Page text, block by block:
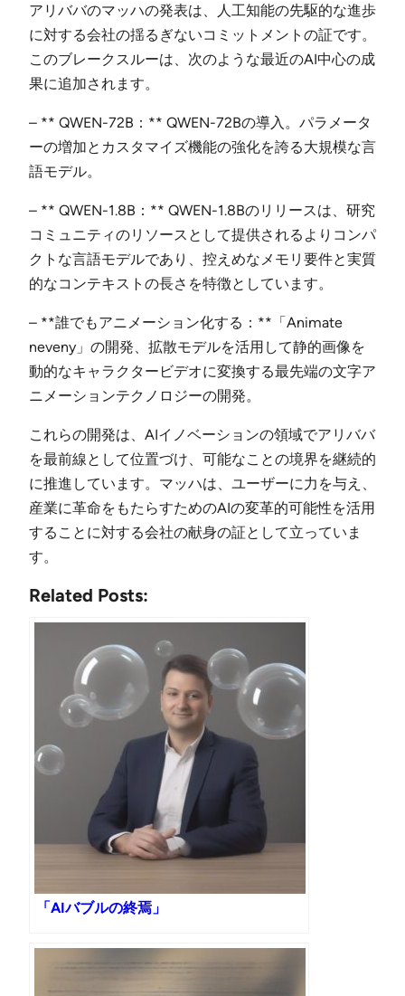
アリババのマッハの発表は、人工知能の先駆的な進歩
に対する会社の揺るぎないコミットメントの証です。
このブレークスルーは、次のような最近のAI中心の成
果に追加されます。
– ** QWEN-72B：** QWEN-72Bの導入。パラメータ
ーの増加とカスタマイズ機能の強化を誇る大規模な言
語モデル。
– ** QWEN-1.8B：** QWEN-1.8Bのリリースは、研究
コミュニティのリソースとして提供されるよりコンパ
クトな言語モデルであり、控えめなメモリ要件と実質
的なコンテキストの長さを特徴としています。
– **誰でもアニメーション化する：**「Animate
neveny」の開発、拡散モデルを活用して静的画像を
動的なキャラクタービデオに変換する最先端の文字ア
ニメーションテクノロジーの開発。
これらの開発は、AIイノベーションの領域でアリババ
を最前線として位置づけ、可能なことの境界を継続的
に推進しています。マッハは、ユーザーに力を与え、
産業に革命をもたらすためのAIの変革的可能性を活用
することに対する会社の献身の証として立っていま
す。
Related Posts:
「AIバブルの終焉」